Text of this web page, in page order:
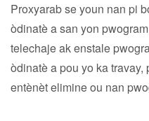
Proxyarab se youn nan pi
òdinatè a san yon
telechaje ak enstale
òdinatè a pou yo ka
entènèt elimine ou nan